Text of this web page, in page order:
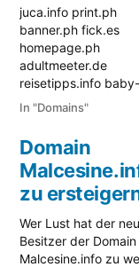
juca.info print.ph
banner.ph fick.es
homepage.ph
adultmeeter.de
reisetipps.info baby-
photo.org
shop.info redsun.info
streetgames.eu Bei
Interesse Kontakt
Domains: Sedo
Domainportfolio
In "Domains"
Domain
zu
Wer Lust hat der
Besitzer der Domain
Malcesine.info zu